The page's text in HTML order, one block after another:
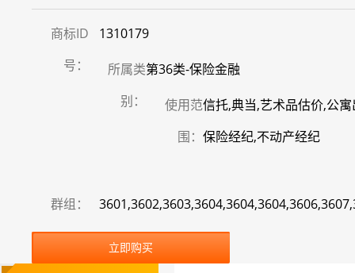
商标ID
号：
1310179
所属类
别：
第36类-保险金融
使用范
围：
信托,典当,艺术品估价,公
保险经纪,不动产经纪
群组：
立即购买